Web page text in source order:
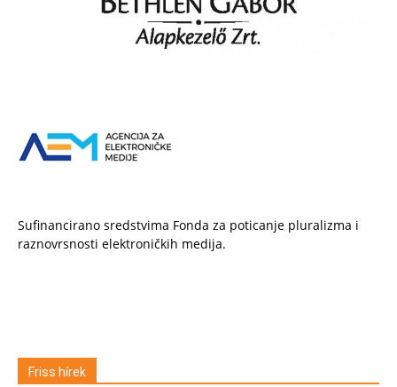
Sufinancirano sredstvima Fonda za poticanje pluralizma i
raznovrsnosti elektroničkih medija.
Friss hírek